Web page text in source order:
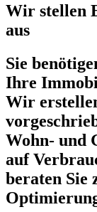
Wir stellen
aus
Sie
Ihre
Wir
Wohn- und
auf
beraten Sie